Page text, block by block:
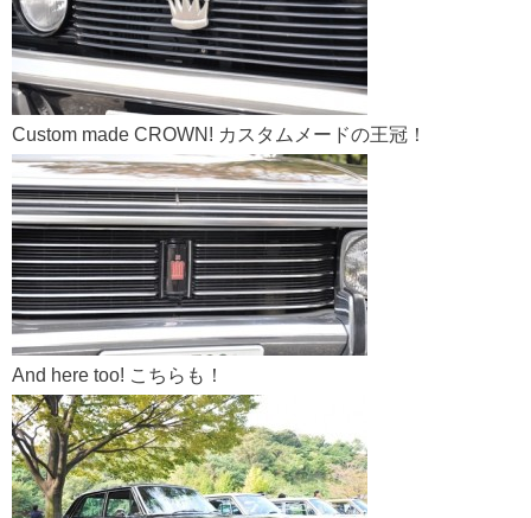
Custom made CROWN! カスタムメードの王冠！
And here too! こちらも！